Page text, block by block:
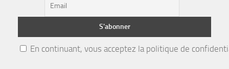
En continuant, vous acceptez la politique de